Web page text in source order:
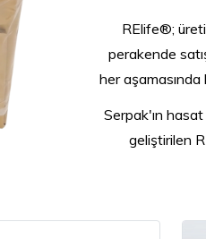
RElife®;
perakende
her
Serpak'ın
geliştirilen